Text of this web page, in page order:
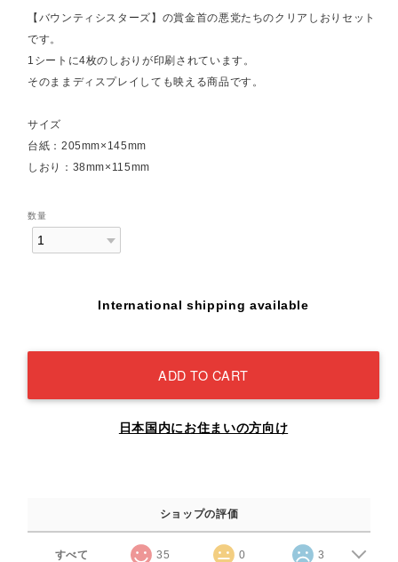
【バウンティシスターズ】の賞金首の悪党たちのクリアしおりセット
です。
1シートに4枚のしおりが印刷されています。
そのままディスプレイしても映える商品です。
サイズ
台紙：205mm×145mm
しおり：38mm×115mm
数量
International shipping available
ADD TO CART
日本国内にお住まいの方向け
ショップの評価
すべて 35 0 3